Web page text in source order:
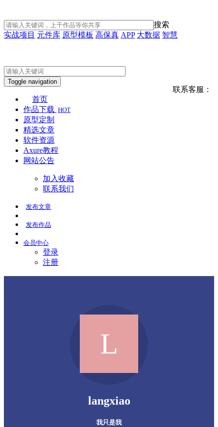
搜索
实战项目 元件库 原型模板 高保真 APP 大数据 智慧
联系客服：
Toggle navigation
首页
作品下载 HOT
原型定制
精选文章
软件资源
Axure教程
网站公告
加入收藏
联系我们
发布文章
发布作品
会员中心
登录
注册
langxiao
我只是我